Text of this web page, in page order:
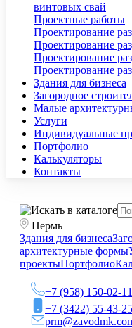
винтовых свай
Проектные работы
Проектирование
Проектирование
Проектирование
Проектирование
Здания для бизнеса
Загородное
Малые
Услуги
Индивидуальные
Портфолио
Калькуляторы
Контакты
Пермь
Здания для бизнеса
архитектурные формы
проектыПортфолио
+7 (958) 150-02-11
+7 (3422) 55-43-25